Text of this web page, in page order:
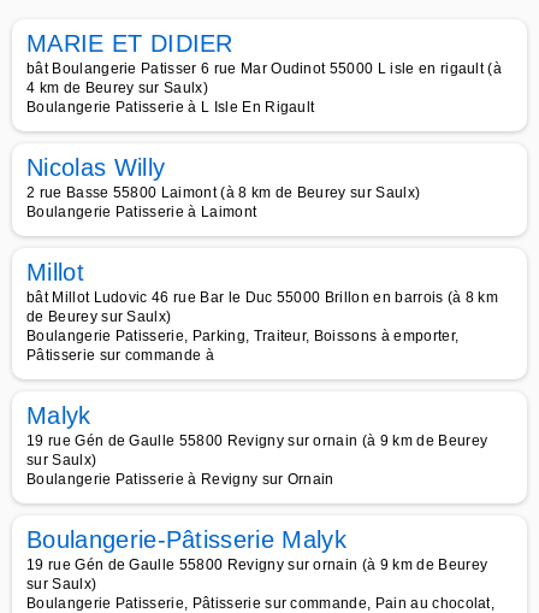
MARIE ET DIDIER
bât Boulangerie Patisser 6 rue Mar Oudinot 55000 L isle en rigault (à
4 km de Beurey sur Saulx)
Boulangerie Patisserie à L Isle En Rigault
Nicolas Willy
2 rue Basse 55800 Laimont (à 8 km de Beurey sur Saulx)
Boulangerie Patisserie à Laimont
Millot
bât Millot Ludovic 46 rue Bar le Duc 55000 Brillon en barrois (à 8 km
de Beurey sur Saulx)
Boulangerie Patisserie, Parking, Traiteur, Boissons à emporter,
Pâtisserie sur commande à
Malyk
19 rue Gén de Gaulle 55800 Revigny sur ornain (à 9 km de Beurey
sur Saulx)
Boulangerie Patisserie à Revigny sur Ornain
Boulangerie-Pâtisserie Malyk
19 rue Gén de Gaulle 55800 Revigny sur ornain (à 9 km de Beurey
sur Saulx)
Boulangerie Patisserie, Pâtisserie sur commande, Pain au chocolat,